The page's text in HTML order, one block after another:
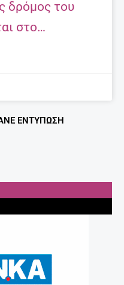
δρόμος του
στο…
ΕΝΤΎΠΩΣΗ